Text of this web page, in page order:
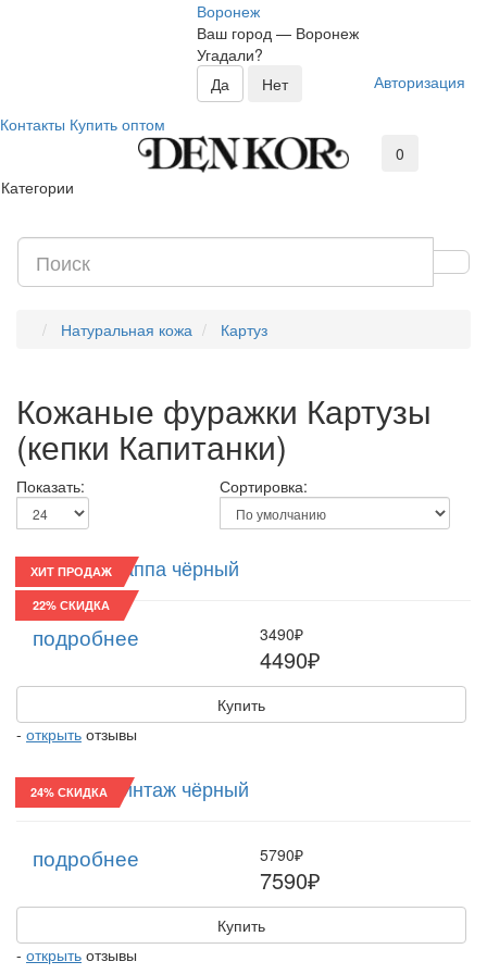
Воронеж
Ваш город — Воронеж
Угадали?
Авторизация
Контакты Купить оптом
0
Категории
Натуральная кожа Картуз
Кожаные фуражки Картузы
(кепки Капитанки)
Показать: Сортировка:
ХИТ ПРОДАЖ
22% СКИДКА
Картуз/22 Наппа чёрный
подробнее 3490₽
4490₽
Купить
- открыть отзывы
24% СКИДКА
Картуз/22 Винтаж чёрный
подробнее 5790₽
7590₽
Купить
- открыть отзывы